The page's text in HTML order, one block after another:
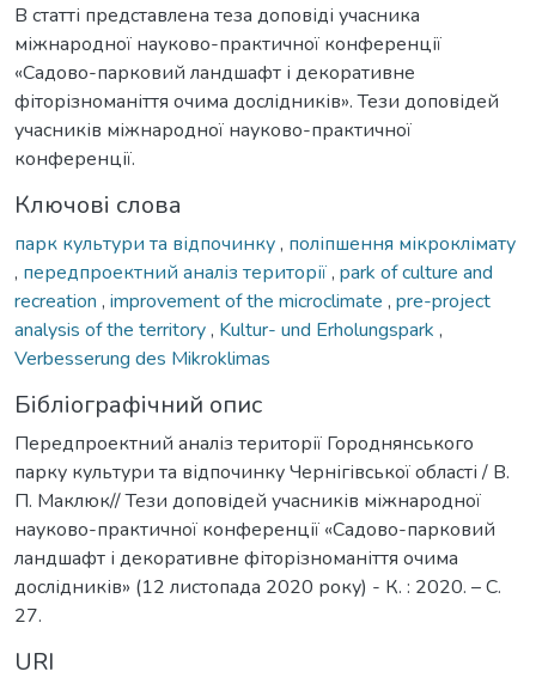
В статті представлена теза доповіді учасника
міжнародної науково-практичної конференції
«Садово-парковий ландшафт і декоративне
фіторізноманіття очима дослідників». Тези доповідей
учасників міжнародної науково-практичної
конференції.
Ключові слова
парк культури та відпочинку, поліпшення мікроклімату
, передпроектний аналіз території, park of culture and
recreation , improvement of the microclimate , pre-project
analysis of the territory, Kultur- und Erholungspark ,
Verbesserung des Mikroklimas
Бібліографічний опис
Передпроектний аналіз території Городнянського
парку культури та відпочинку Чернігівської області / B.
П. Маклюк// Тези доповідей учасників міжнародної
науково-практичної конференції «Садово-парковий
ландшафт і декоративне фіторізноманіття очима
дослідників» (12 листопада 2020 року) - К. : 2020. – С.
27.
URI